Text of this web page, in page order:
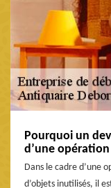
Pourquoi un
d’une
Dans le cadre d’une
d’objets inutilisés, il